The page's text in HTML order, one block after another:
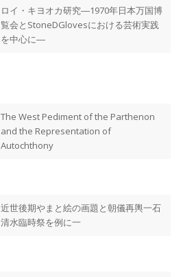
ロイ・キヨオカ研究―1970年日本万国博
覧会とStoneDGlovesにおける芸術実践
を中心に―
The West Pediment of the Parthenon
and the Representation of
Autochthony
近世後期やまと絵の画題と朝儀再輿一石
清水臨時祭を例に一